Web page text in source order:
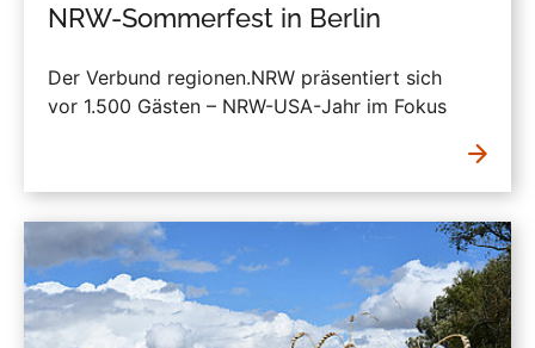
NRW-Sommerfest in Berlin
Der Verbund regionen.NRW präsentiert sich
vor 1.500 Gästen – NRW-USA-Jahr im Fokus